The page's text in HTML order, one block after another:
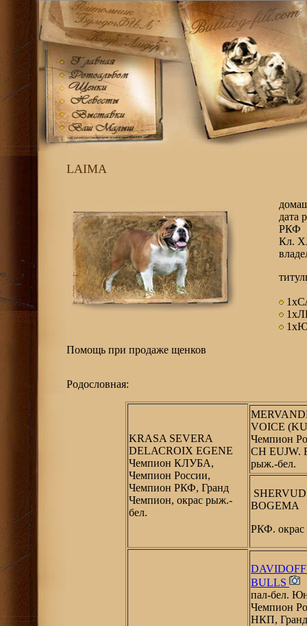
LAIMA
дата
РКФ
Кл.
Помощь при продаже щенков
Родословная:
KRASA SEVЕRA
DELАСROIX EGENE
Чемпион КЛУБА,
Чемпион России,
Чемпион РКФ, Гранд
Чемпион, окрас рыж.-
бел.
VOICE
Чемпион
CH
рыж.-бел.
BOGEMA
РКФ.
BULLS
пал-бел.
Чемпион
НКП,